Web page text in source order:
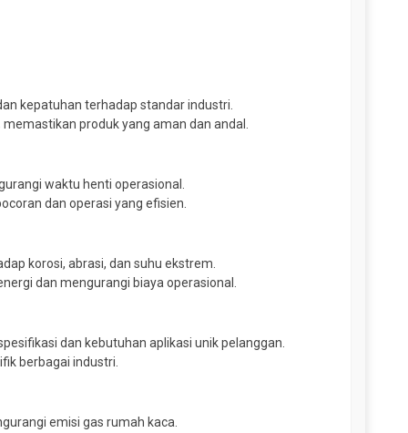
kepatuhan terhadap standar industri.
produk yang aman dan andal.
waktu henti operasional.
dan operasi yang efisien.
korosi, abrasi, dan suhu ekstrem.
dan mengurangi biaya operasional.
dan kebutuhan aplikasi unik pelanggan.
berbagai industri.
emisi gas rumah kaca.